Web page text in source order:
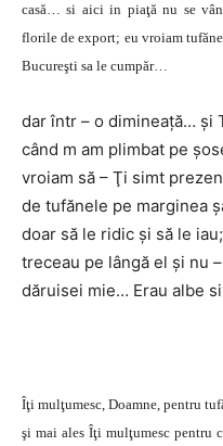
casă… si aici in piaţă nu se
florile de export; eu vroiam
Bucureşti sa le cumpăr…
dar într – o dimineaţă… şi
când m am plimbat pe
vroiam să – Ţi simt
de tufănele pe marginea
doar să le ridic şi să le
treceau pe lângă el şi nu
dăruisei mie… Erau albe
Îţi mulţumesc, Doamne, pentru
şi mai ales Îţi mulţumesc pentru